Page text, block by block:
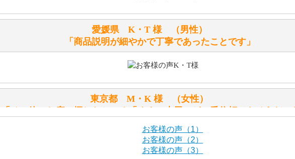
テディベアのお腹を押すと「キュッキュッ」と音が鳴ります、なぜでしょうか？
シュタイフのテディベアには、おなかを押すと「キュッキュッ」と音が鳴る『スクエ
シュタイフ社製品の実物を見ることはできますか？
当店はネット販売ですので実物をお見せすることができません。
愛媛県 K・T 様 （男性）
「商品説明が細やかで丁寧であったことです」
東京都 M・K 様 （女性）
お客様の声（1）
お客様の声（2）
お客様の声（3）